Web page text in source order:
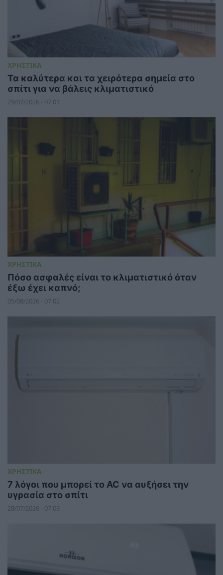
ΧΡΗΣΤΙΚΑ
Τα καλύτερα και τα χειρότερα σημεία στο
σπίτι για να βάλεις κλιματιστικό
29/07/2026 - 07:01
ΧΡΗΣΤΙΚΑ
Πόσο ασφαλές είναι το κλιματιστικό όταν
έξω έχει καπνό;
05/08/2026 - 07:02
ΧΡΗΣΤΙΚΑ
7 λόγοι που μπορεί το AC να αυξήσει την
υγρασία στο σπίτι
28/07/2026 - 07:03